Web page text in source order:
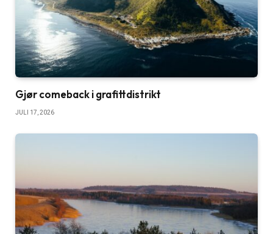
Gjør comeback i grafittdistrikt
JULI 17, 2026